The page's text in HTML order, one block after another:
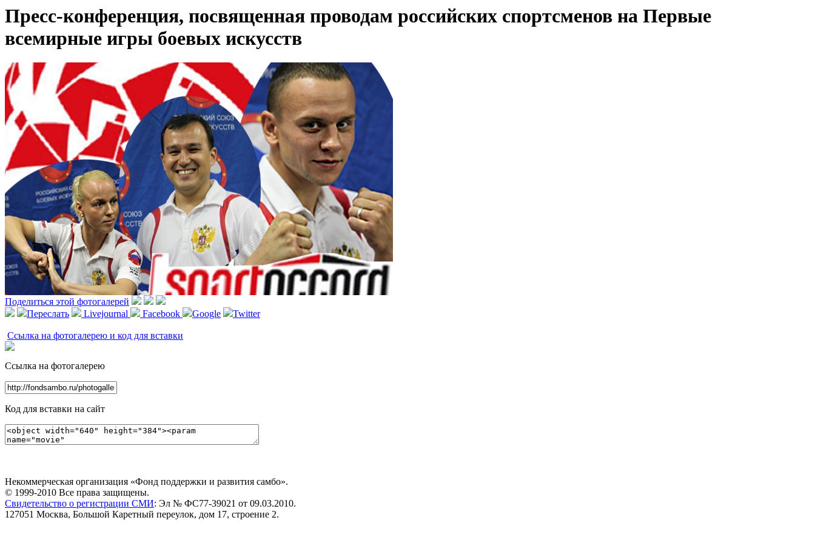
Пресс-конференция, посвященная проводам российских спортсменов на Первые
всемирные игры боевых искусств
Поделиться этой фотогалерей
Переслать
Livejournal Facebook Google Twitter
Ссылка на фотогалерею и код для вставки
Ссылка на фотогалерею
Код для вставки на сайт
Некоммерческая организация «Фонд поддержки и развития самбо».
© 1999-2010 Все права защищены.
Свидетельство о регистрации СМИ: Эл № ФС77-39021 от 09.03.2010.
127051 Москва, Большой Каретный переулок, дом 17, строение 2.